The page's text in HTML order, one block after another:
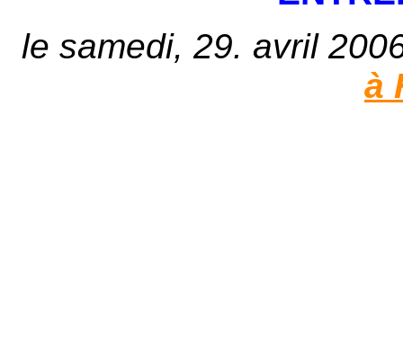
le samedi, 29. avril
à